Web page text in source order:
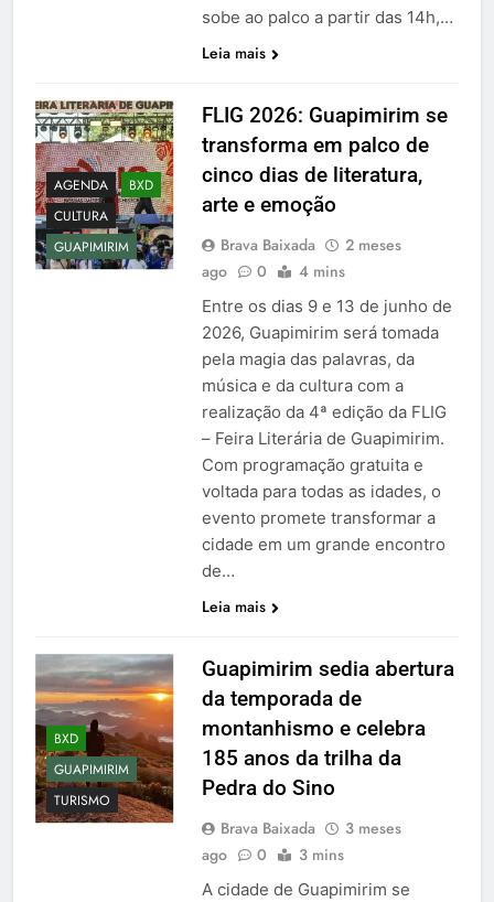
sobe ao palco a partir das 14h,…
Leia mais
AGENDA
BXD
CULTURA
GUAPIMIRIM
FLIG 2026: Guapimirim se
transforma em palco de
cinco dias de literatura,
arte e emoção
Brava Baixada
2 meses
ago
0 4 mins
Entre os dias 9 e 13 de junho de
2026, Guapimirim será tomada
pela magia das palavras, da
música e da cultura com a
realização da 4ª edição da FLIG
– Feira Literária de Guapimirim.
Com programação gratuita e
voltada para todas as idades, o
evento promete transformar a
cidade em um grande encontro
de…
Leia mais
BXD
GUAPIMIRIM
TURISMO
Guapimirim sedia abertura
da temporada de
montanhismo e celebra
185 anos da trilha da
Pedra do Sino
Brava Baixada
3 meses
ago
0 3 mins
A cidade de Guapimirim se